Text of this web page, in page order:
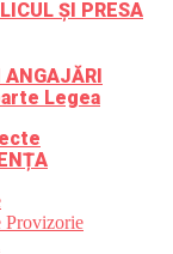
ȘI PRESA
ANGAJĂRI
Legea
Provizorie